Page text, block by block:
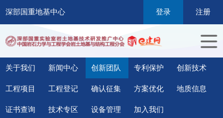
深部国重地基中心 注册
登录
关于我们 新闻中心 创新团队 专利保护 创新技术
工程项目 工程登记 确认征集 方案优化 地质信息
证书查询 技术专区 设备管理 加入我们